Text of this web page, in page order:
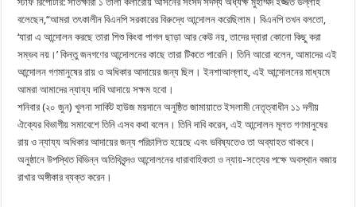
বলেছেন,“আমরা তৎকালীন বিএনপি সরকারের বিরুদ্ধে আন্দোলন করেছিলাম। বিএনপি তখন বলতো,
‘যারা এ আন্দোলন করছে তারা শিশু কিংবা পাগল ছাড়া আর কেউ নয়, তাদের দ্বারা কোনো কিছু করা
সম্ভব নয়।’ কিন্তু জনগণের আন্দোলনের কাছে তারা টিকতে পারেনি। তিনি আরো বলেন, আমাদের এই
আন্দোলন গণমানুষের রায় ও অধিকার আদায়ের জন্য ছিল। ইনশাআল্লাহ, এই আন্দোলনের মাধ্যমে
আমরা আমাদের ন্যায্য দাবি আদায়ে সক্ষম হবো।
শনিবার (২০ জুন) খুলনা সার্কিট হাউজ ময়দানে অনুষ্ঠিত জামায়াতে ইসলামী নেতৃত্বাধীন ১১ দলীয়
ঐক্যের বিভাগীয় সমাবেশে তিনি এসব কথা বলেন। তিনি দাবি করেন, এই আন্দোলন মূলত গণমানুষের
রায় ও ন্যায্য অধিকার আদায়ের জন্য পরিচালিত হয়েছে এবং ভবিষ্যতেও তা অব্যাহত থাকবে।
অনুষ্ঠানে উপস্থিত বিভিন্ন অতিথিবৃন্দও আন্দোলনের ধারাবাহিকতা ও ন্যায়-সত্যের পক্ষে অবস্থান বজায়
রাখার অঙ্গীকার ব্যক্ত করেন।